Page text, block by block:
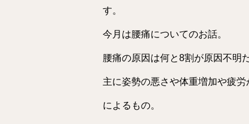
す。
今月は腰痛についてのお話。
腰痛の原因は何と8割が原因不明
主に姿勢の悪さや体重増加や疲
によるもの。